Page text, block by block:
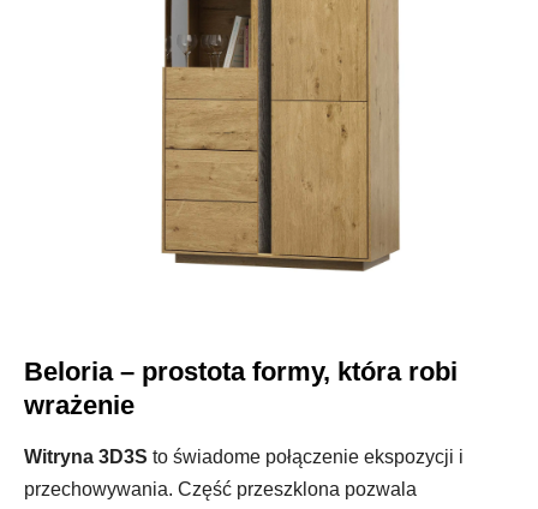
Beloria – prostota formy, która robi
wrażenie
Witryna 3D3S to świadome połączenie ekspozycji i
przechowywania. Część przeszklona pozwala